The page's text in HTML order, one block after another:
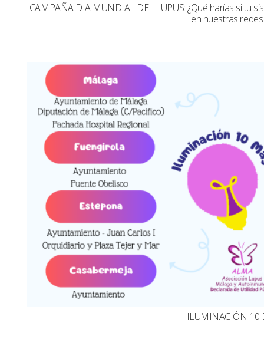
CAMPAÑA DIA MUNDIAL DEL LUPUS: ¿Qué harías si tu
en nuestras
ILUMINACIÓN 10